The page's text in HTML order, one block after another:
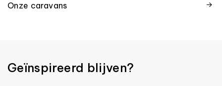
Onze caravans
Geïnspireerd blijven?